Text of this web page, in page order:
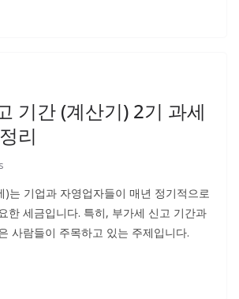
기간 (계산기) 2기 과세
리
)는 기업과 자영업자들이 매년 정기적으로
한 세금입니다. 특히, 부가세 신고 기간과
사람들이 주목하고 있는 주제입니다.